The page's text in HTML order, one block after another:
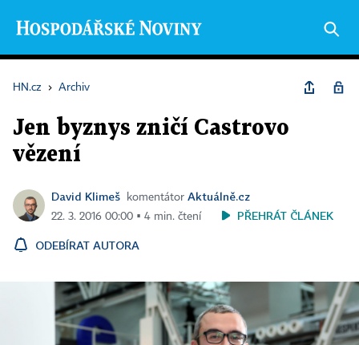
HN.cz › Archiv
Jen byznys zničí Castrovo
vězení
David Klimeš komentátor Aktuálně.cz
22. 3. 2016 00:00 ▪ 4 min. čtení PŘEHRÁT ČLÁNEK
ODEBÍRAT AUTORA